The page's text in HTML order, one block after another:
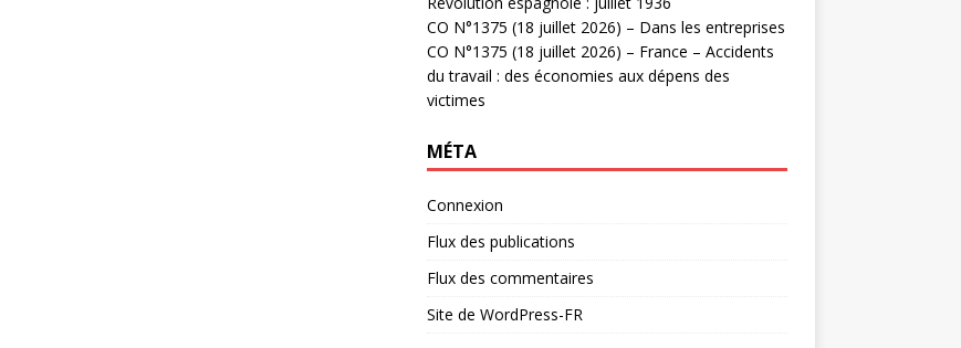
CO N°1375 (18 juillet 2026) – Dans les entreprises
CO N°1375 (18 juillet 2026) – France – Accidents
du travail : des économies aux dépens des
victimes
MÉTA
Connexion
Flux des publications
Flux des commentaires
Site de WordPress-FR